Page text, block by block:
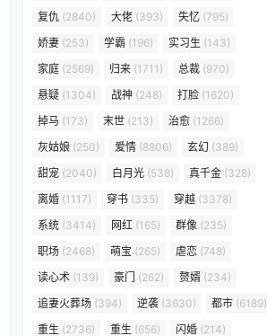
复仇 (2840) 大佬 (393) 失忆 (795)
娇妻 (253) 学霸 (196) 实习生 (143)
家庭 (2569) 归来 (1711) 总裁 (970)
悬疑 (1304) 战神 (248) 打脸 (1620)
掉马 (173) 末世 (213) 治愈 (1266)
灰姑娘 (250) 爱情 (8806) 玄幻 (389)
甜宠 (2040) 白月光 (538) 真千金 (328)
离婚 (1117) 穿书 (335) 穿越 (3378)
系统 (3414) 网红 (165) 群像 (235)
职场 (2468) 萌宝 (265) 虐恋 (748)
读心术 (139) 豪门 (262) 赘婿 (234)
追妻火葬场 (394) 逆袭 (3630) 都市 (6189)
重生 (2736) 重生 (656) 闪婚 (214)